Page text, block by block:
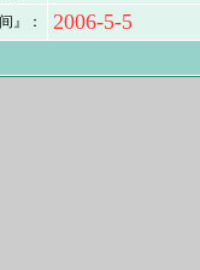
』：
2006-5-5